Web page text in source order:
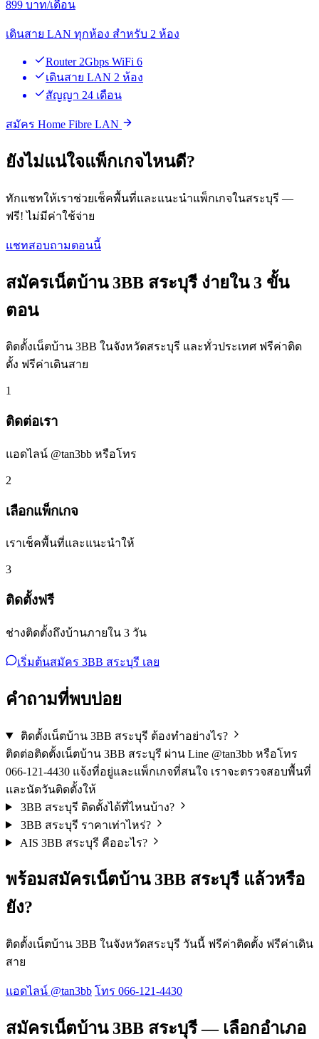
899 บาท/เดือน
เดินสาย LAN ทุกห้อง สำหรับ 2 ห้อง
Router 2Gbps WiFi 6
เดินสาย LAN 2 ห้อง
สัญญา 24 เดือน
สมัคร Home Fibre LAN
ยังไม่แน่ใจแพ็กเกจไหนดี?
ทักแชทให้เราช่วยเช็คพื้นที่และแนะนำแพ็กเกจในสระบุรี —
ฟรี! ไม่มีค่าใช้จ่าย
แชทสอบถามตอนนี้
สมัครเน็ตบ้าน 3BB สระบุรี ง่ายใน 3 ขั้น
ตอน
ติดตั้งเน็ตบ้าน 3BB ในจังหวัดสระบุรี และทั่วประเทศ ฟรีค่าติด
ตั้ง ฟรีค่าเดินสาย
1
ติดต่อเรา
แอดไลน์ @tan3bb หรือโทร
2
เลือกแพ็กเกจ
เราเช็คพื้นที่และแนะนำให้
3
ติดตั้งฟรี
ช่างติดตั้งถึงบ้านภายใน 3 วัน
เริ่มต้นสมัคร 3BB สระบุรี เลย
คำถามที่พบบ่อย
ติดตั้งเน็ตบ้าน 3BB สระบุรี ต้องทำอย่างไร?
ติดต่อติดตั้งเน็ตบ้าน 3BB สระบุรี ผ่าน Line @tan3bb หรือโทร
066-121-4430 แจ้งที่อยู่และแพ็กเกจที่สนใจ เราจะตรวจสอบพื้นที่
และนัดวันติดตั้งให้
3BB สระบุรี ติดตั้งได้ที่ไหนบ้าง?
3BB สระบุรี ราคาเท่าไหร่?
AIS 3BB สระบุรี คืออะไร?
พร้อมสมัครเน็ตบ้าน 3BB สระบุรี แล้วหรือ
ยัง?
ติดตั้งเน็ตบ้าน 3BB ในจังหวัดสระบุรี วันนี้ ฟรีค่าติดตั้ง ฟรีค่าเดิน
สาย
แอดไลน์ @tan3bb โทร 066-121-4430
สมัครเน็ตบ้าน 3BB สระบุรี — เลือกอำเภอ